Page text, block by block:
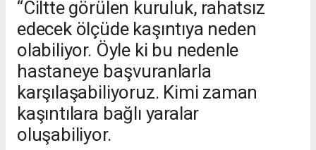
“Ciltte görülen kuruluk, rahatsız
edecek ölçüde kaşıntıya neden
olabiliyor. Öyle ki bu nedenle
hastaneye başvuranlarla
karşılaşabiliyoruz. Kimi zaman
kaşıntılara bağlı yaralar
oluşabiliyor.